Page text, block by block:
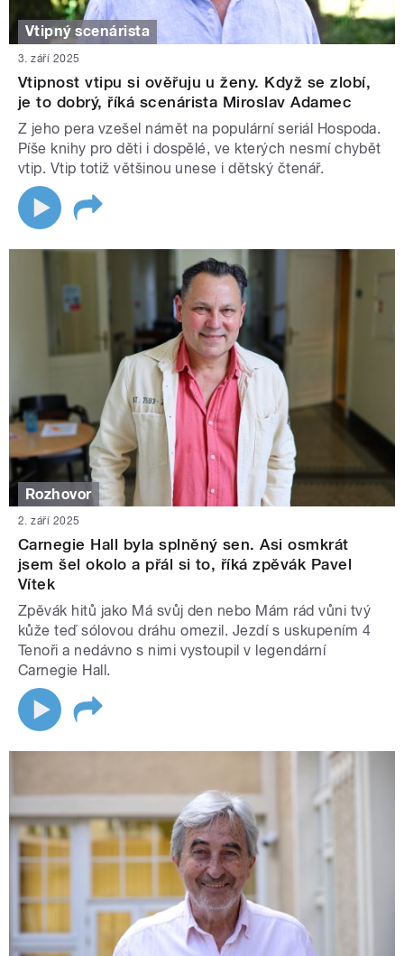
Vtipný scenárista
3. září 2025
Vtipnost vtipu si ověřuju u ženy. Když se zlobí,
je to dobrý, říká scenárista Miroslav Adamec
Z jeho pera vzešel námět na populární seriál Hospoda.
Píše knihy pro děti i dospělé, ve kterých nesmí chybět
vtip. Vtip totiž většinou unese i dětský čtenář.
Rozhovor
2. září 2025
Carnegie Hall byla splněný sen. Asi osmkrát
jsem šel okolo a přál si to, říká zpěvák Pavel
Vítek
Zpěvák hitů jako Má svůj den nebo Mám rád vůni tvý
kůže teď sólovou dráhu omezil. Jezdí s uskupením 4
Tenoři a nedávno s nimi vystoupil v legendární
Carnegie Hall.